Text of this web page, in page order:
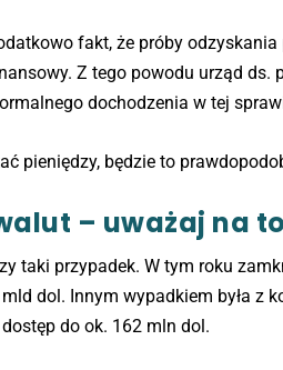
fakt, że próby
Z tego powodu urząd ds.
dochodzenia w tej
pieniędzy, będzie to
– uważaj na
taki przypadek. W tym roku
dol. Innym wypadkiem była z
do ok. 162 mln dol.